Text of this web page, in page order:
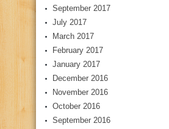
September 2017
July 2017
March 2017
February 2017
January 2017
December 2016
November 2016
October 2016
September 2016